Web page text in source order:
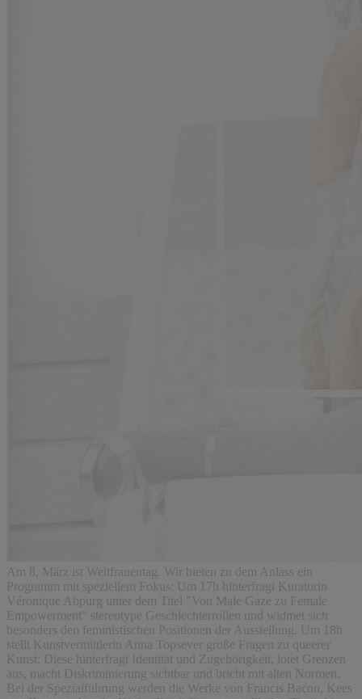
Am 8. März ist Weltfrauentag. Wir bieten zu dem Anlass ein
Programm mit speziellem Fokus: Um 17h hinterfragt Kuratorin
Véronique Abpurg unter dem Titel "Von Male Gaze zu Female
Empowerment" stereotype Geschlechterrollen und widmet sich
besonders den feministischen Positionen der Ausstellung. Um 18h
stellt Kunstvermittlerin Anna Topsever große Fragen zu queerer
Kunst: Diese hinterfragt Identität und Zugehörigkeit, lotet Grenzen
aus, macht Diskriminierung sichtbar und bricht mit alten Normen.
Bei der Spezialführung werden die Werke von Francis Bacon, Kees